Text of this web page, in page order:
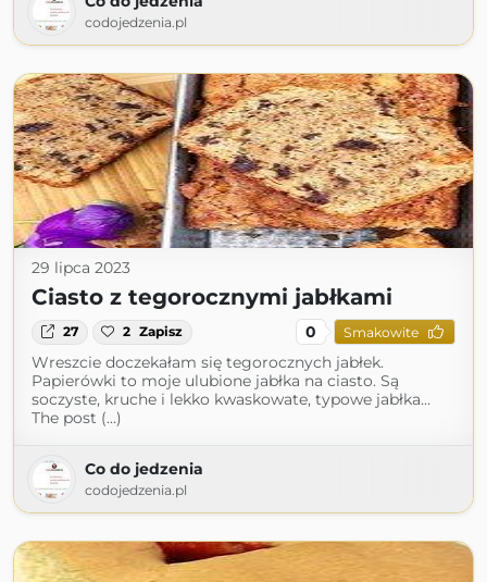
codojedzenia.pl
29 lipca 2023
Ciasto z tegorocznymi jabłkami
27 2 Zapisz 0 Smakowite
Wreszcie doczekałam się tegorocznych jabłek.
Papierówki to moje ulubione jabłka na ciasto. Są
soczyste, kruche i lekko kwaskowate, typowe jabłka…
The post (...)
Co do jedzenia
codojedzenia.pl